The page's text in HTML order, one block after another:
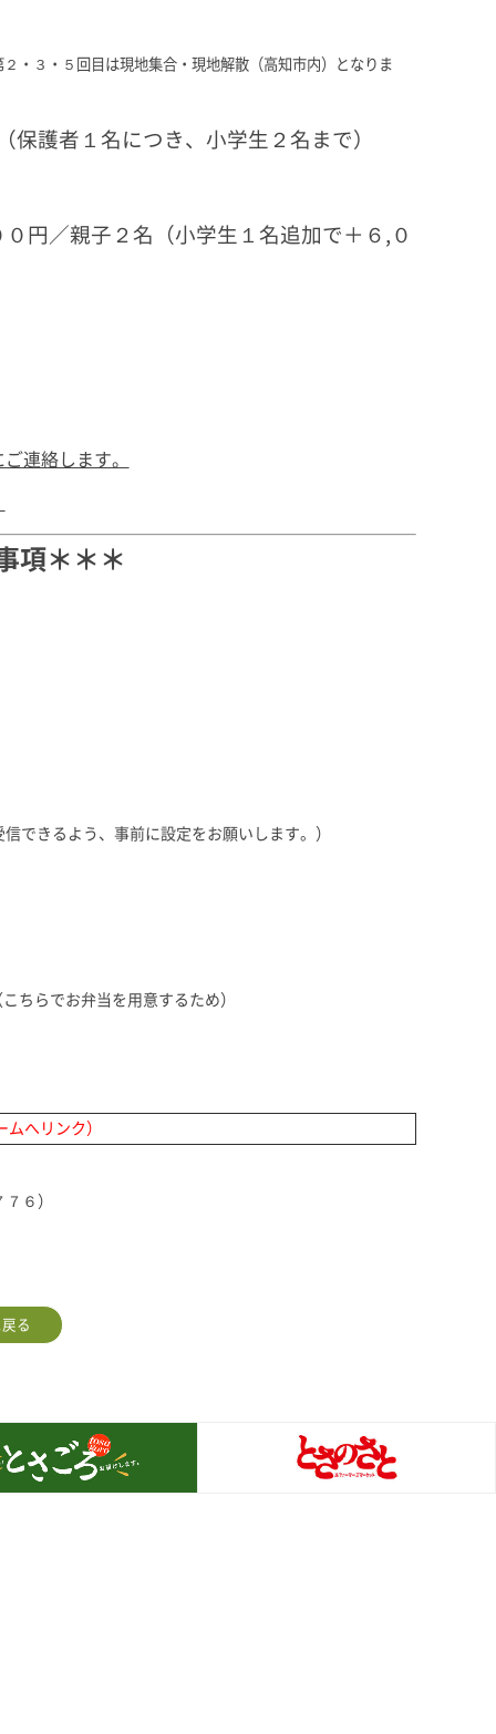
２・３・５回目は現地集合・現地解散（高知市内）となりま
護者１名につき、小学生２名まで）
円／親子２名（小学生１名追加で＋６,０
連絡します。
項＊＊＊
できるよう、事前に設定をお願いします。）
用意するため）
ムへリンク）
６）
る